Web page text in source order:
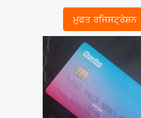
ਮੁਫਤ ਰਜਿਸਟ੍ਰੇਸ਼ਨ